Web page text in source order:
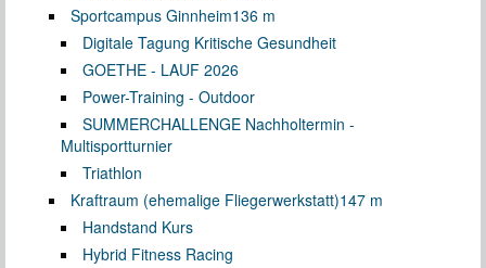
Sportcampus Ginnheim136 m
Digitale Tagung Kritische Gesundheit
GOETHE - LAUF 2026
Power-Training - Outdoor
SUMMERCHALLENGE Nachholtermin -
Multisportturnier
Triathlon
Kraftraum (ehemalige Fliegerwerkstatt)147 m
Handstand Kurs
Hybrid Fitness Racing